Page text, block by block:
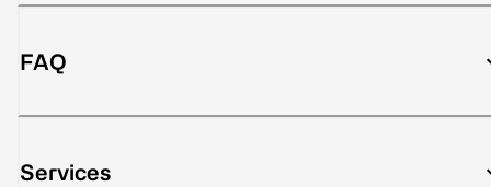
FAQ
Services